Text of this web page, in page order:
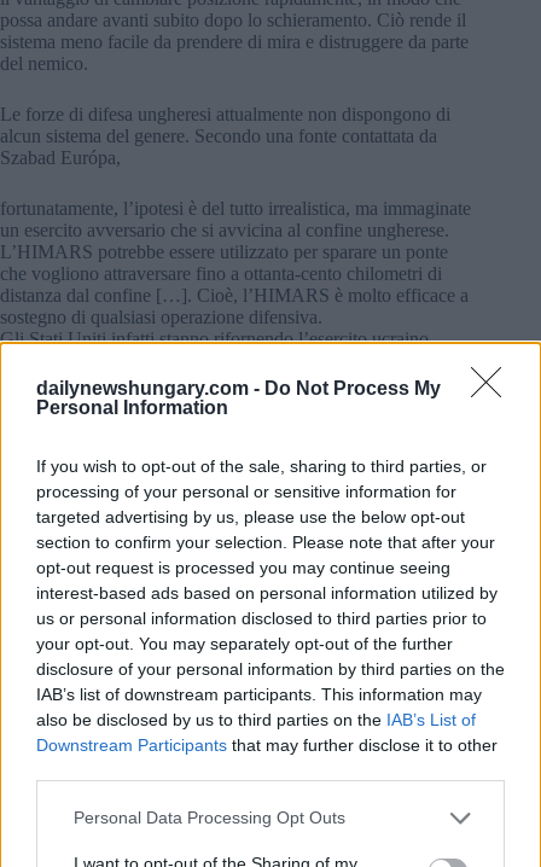
dailynewshungary.com - Do Not Process My
Personal Information
If you wish to opt-out of the sale, sharing to third parties, or
processing of your personal or sensitive information for
targeted advertising by us, please use the below opt-out
section to confirm your selection. Please note that after your
opt-out request is processed you may continue seeing
interest-based ads based on personal information utilized by
us or personal information disclosed to third parties prior to
your opt-out. You may separately opt-out of the further
disclosure of your personal information by third parties on the
IAB’s list of downstream participants. This information may
also be disclosed by us to third parties on the IAB’s List of
Downstream Participants that may further disclose it to other
Please note that this website/app uses one or more Google
not limited to your visit or usage behaviour. You may click to
Personal Data Processing Opt Outs
I want to opt-out of the Sharing of my
possa andare avanti subito dopo lo schieramento. Ciò rende il
sistema meno facile da prendere di mira e distruggere da parte
del nemico.
Le forze di difesa ungheresi attualmente non dispongono di
alcun sistema del genere. Secondo una fonte contattata da
Szabad Európa,
fortunatamente, l’ipotesi è del tutto irrealistica, ma immaginate
un esercito avversario che si avvicina al confine ungherese.
L’HIMARS potrebbe essere utilizzato per sparare un ponte
che vogliono attraversare fino a ottanta-cento chilometri di
distanza dal confine […]. Cioè, l’HIMARS è molto efficace a
sostegno di qualsiasi operazione difensiva.
Gli Stati Uniti infatti stanno rifornendo l’esercito ucraino
ucraino sembra fare uso di questi lanciamissili Senza di loro,
come ha detto un informatore, non sarebbero stati in grado di
Leggi anche
Commissione europea: Il governo ungherese
era consapevole delle preoccupazioni
riguardanti le università di fondazione
Quasi tutti i paesi della regione hanno l’HIMARS
Questa acquisizione non sarebbe insolita, dal momento che
quasi tutti i paesi della regione hanno già sistemi missilistici
HIMARS o stanno pianificando di acquisirli Come riferisce
Szabad Európa,
Slovacchia, Croazia e Ungheria non hanno ancora acquistato
Alla domanda su quanto otterrebbe lo Stato ungherese, un